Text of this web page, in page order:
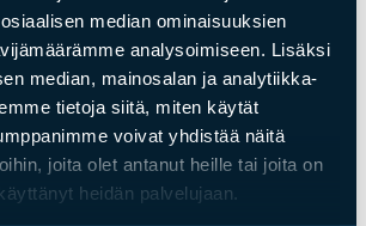
median ominaisuuksien
analysoimiseen. Lisäksi
median, mainosalan ja analytiikka-
tietoja siitä, miten käytät
voivat yhdistää näitä
joita olet antanut heille tai joita on
heidän palvelujaan.
Tiilet
Ruukintiililaatta
MTL60 Nordic Grey